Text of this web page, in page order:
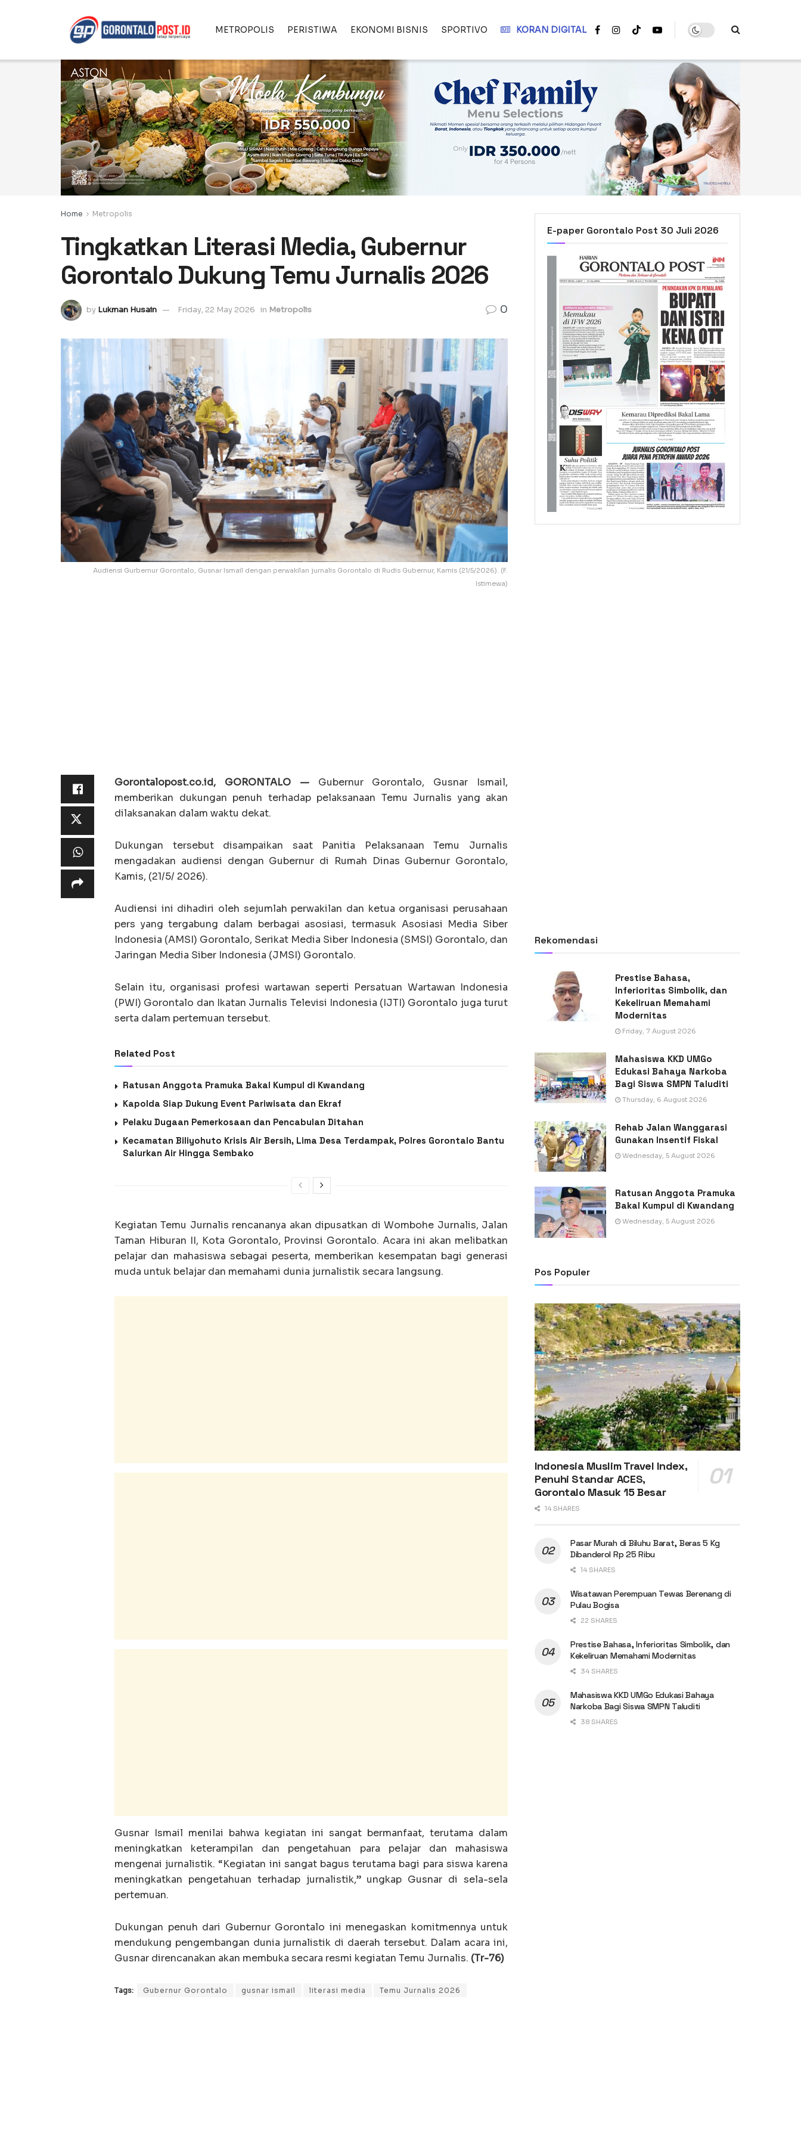
METROPOLIS PERISTIWA EKONOMI BISNIS SPORTIVO KORAN DIGITAL
Home Metropolis
Tingkatkan Literasi Media, Gubernur
Gorontalo Dukung Temu Jurnalis 2026
by Lukman Husain Friday, 22 May 2026 in Metropolis 0
Audiensi Gurbernur Gorontalo, Gusnar Ismail dengan perwakilan jurnalis Gorontalo di Rudis Gubernur, Kamis (21/5/2026). (F.
Istimewa)
Gorontalopost.co.id, GORONTALO —Gubernur Gorontalo, Gusnar Ismail,
memberikan dukungan penuh terhadap pelaksanaan Temu Jurnalis yang akan
dilaksanakan dalam waktu dekat.
Dukungan tersebut disampaikan saat Panitia Pelaksanaan Temu Jurnalis
mengadakan audiensi dengan Gubernur di Rumah Dinas Gubernur Gorontalo,
Kamis, (21/5/ 2026).
‎Audiensi ini dihadiri oleh sejumlah perwakilan dan ketua organisasi perusahaan
pers yang tergabung dalam berbagai asosiasi, termasuk Asosiasi Media Siber
Indonesia (AMSI) Gorontalo, Serikat Media Siber Indonesia (SMSI) Gorontalo, dan
Jaringan Media Siber Indonesia (JMSI) Gorontalo.
Selain itu, organisasi profesi wartawan seperti Persatuan Wartawan Indonesia
(PWI) Gorontalo dan Ikatan Jurnalis Televisi Indonesia (IJTI) Gorontalo juga turut
serta dalam pertemuan tersebut.
Related Post
Ratusan Anggota Pramuka Bakal Kumpul di Kwandang
Kapolda Siap Dukung Event Pariwisata dan Ekraf
Pelaku Dugaan Pemerkosaan dan Pencabulan Ditahan
Kecamatan Biliyohuto Krisis Air Bersih, Lima Desa Terdampak, Polres Gorontalo Bantu
Salurkan Air Hingga Sembako
‎Kegiatan Temu Jurnalis rencananya akan dipusatkan di Wombohe Jurnalis, Jalan
Taman Hiburan II, Kota Gorontalo, Provinsi Gorontalo. Acara ini akan melibatkan
pelajar dan mahasiswa sebagai peserta, memberikan kesempatan bagi generasi
muda untuk belajar dan memahami dunia jurnalistik secara langsung.
‎Gusnar Ismail menilai bahwa kegiatan ini sangat bermanfaat, terutama dalam
meningkatkan keterampilan dan pengetahuan para pelajar dan mahasiswa
mengenai jurnalistik. “Kegiatan ini sangat bagus terutama bagi para siswa karena
meningkatkan pengetahuan terhadap jurnalistik,” ungkap Gusnar di sela-sela
pertemuan.
Dukungan penuh dari Gubernur Gorontalo ini menegaskan komitmennya untuk
mendukung pengembangan dunia jurnalistik di daerah tersebut. Dalam acara ini,
Gusnar direncanakan akan membuka secara resmi kegiatan Temu Jurnalis. (Tr-76)
Tags: Gubernur Gorontalo gusnar ismail literasi media Temu Jurnalis 2026
E-paper Gorontalo Post 30 Juli 2026
Rekomendasi
Prestise Bahasa,
Inferioritas Simbolik, dan
Kekeliruan Memahami
Modernitas
Friday, 7 August 2026
Mahasiswa KKD UMGo
Edukasi Bahaya Narkoba
Bagi Siswa SMPN Taluditi
Thursday, 6 August 2026
Rehab Jalan Wanggarasi
Gunakan Insentif Fiskal
Wednesday, 5 August 2026
Ratusan Anggota Pramuka
Bakal Kumpul di Kwandang
Wednesday, 5 August 2026
Pos Populer
Indonesia Muslim Travel Index,
Penuhi Standar ACES,
Gorontalo Masuk 15 Besar
14 SHARES
Pasar Murah di Biluhu Barat, Beras 5 Kg
Dibanderol Rp 25 Ribu
14 SHARES
Wisatawan Perempuan Tewas Berenang di
Pulau Bogisa
22 SHARES
Prestise Bahasa, Inferioritas Simbolik, dan
Kekeliruan Memahami Modernitas
34 SHARES
Mahasiswa KKD UMGo Edukasi Bahaya
Narkoba Bagi Siswa SMPN Taluditi
38 SHARES